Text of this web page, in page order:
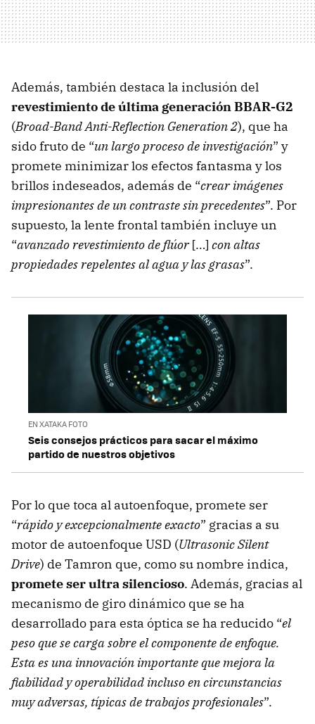
Además, también destaca la inclusión del
revestimiento de última generación BBAR-G2
(Broad-Band Anti-Reflection Generation 2), que ha
sido fruto de “un largo proceso de investigación” y
promete minimizar los efectos fantasma y los
brillos indeseados, además de “crear imágenes
impresionantes de un contraste sin precedentes”. Por
supuesto, la lente frontal también incluye un
“avanzado revestimiento de flúor[…] con altas
propiedades repelentes al agua y las grasas”.
EN XATAKA FOTO
Seis consejos prácticos para sacar el máximo
partido de nuestros objetivos
Por lo que toca al autoenfoque, promete ser
“rápido y excepcionalmente exacto” gracias a su
motor de autoenfoque USD (Ultrasonic Silent
Drive) de Tamron que, como su nombre indica,
promete ser ultra silencioso. Además, gracias al
mecanismo de giro dinámico que se ha
desarrollado para esta óptica se ha reducido “el
peso que se carga sobre el componente de enfoque.
Esta es una innovación importante que mejora la
fiabilidad y operabilidad incluso en circunstancias
muy adversas, típicas de trabajos profesionales”.